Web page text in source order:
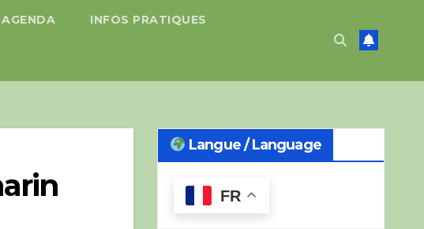
AGENDA INFOS PRATIQUES
Langue / Language
FR